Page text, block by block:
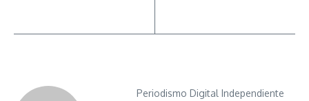
Periodismo Digital Independiente